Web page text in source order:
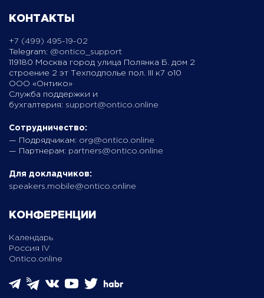
КОНТАКТЫ
+7 (499) 495-19-02
Telegram: @ontico_support
119180 Москва город улица Полянка Б. дом 2
строение 2 эт Техподполье пол. III к7 о10
ООО «Онтико»
Служба поддержки и
бухгалтерия: support@ontico.online
Сотрудничество:
— Подрядчикам: org@ontico.online
— Партнерам: partners@ontico.online
Для докладчиков:
speakers.mobile@ontico.online
КОНФЕРЕНЦИИ
Календарь
Россия IV
Ontico.online